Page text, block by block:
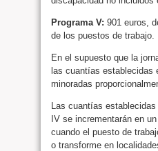
Programa V: 901 euros,
de los puestos de trabajo.
En el supuesto que la
las cuantías establecidas
minoradas
Las cuantías
IV se incrementarán en
cuando el puesto de
o transforme en